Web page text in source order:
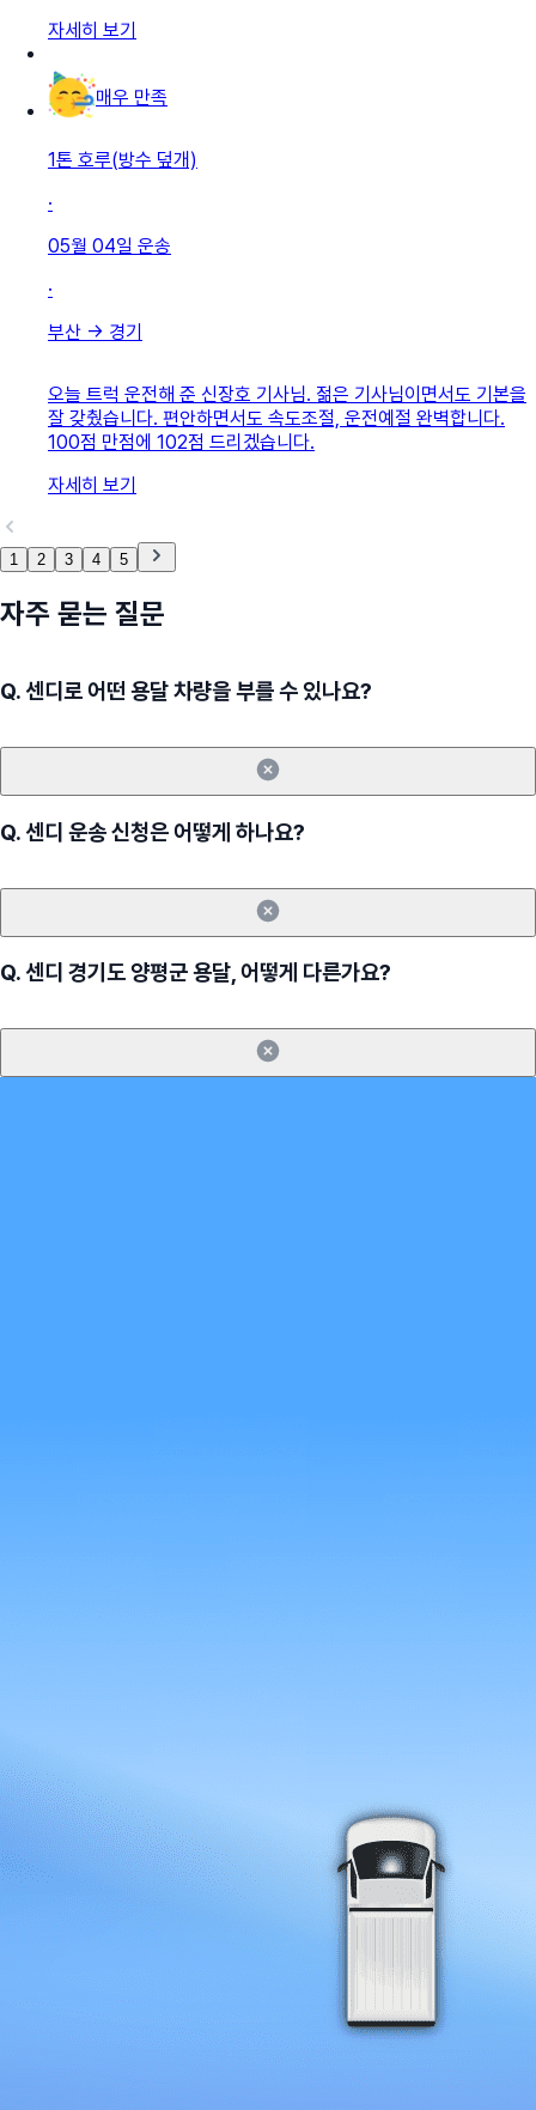
자세히 보기
매우 만족
1톤 호루(방수 덮개)
·
05월 04일 운송
·
부산 → 경기
오늘 트럭 운전해 준 신장호 기사님. 젊은 기사님이면서도 기본을
잘 갖췄습니다. 편안하면서도 속도조절, 운전예절 완벽합니다.
100점 만점에 102점 드리겠습니다.
자세히 보기
1 2 3 4 5
자주 묻는 질문
Q.센디로 어떤 용달 차량을 부를 수 있나요?
Q.센디 운송 신청은 어떻게 하나요?
Q.센디 경기도 양평군 용달, 어떻게 다른가요?